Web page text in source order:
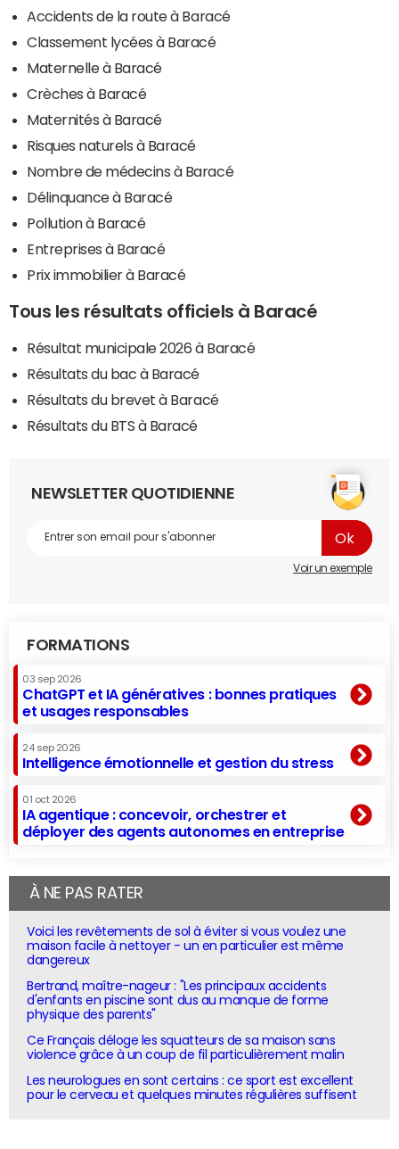
Accidents de la route à Baracé
Classement lycées à Baracé
Maternelle à Baracé
Crèches à Baracé
Maternités à Baracé
Risques naturels à Baracé
Nombre de médecins à Baracé
Délinquance à Baracé
Pollution à Baracé
Entreprises à Baracé
Prix immobilier à Baracé
Tous les résultats officiels à Baracé
Résultat municipale 2026 à Baracé
Résultats du bac à Baracé
Résultats du brevet à Baracé
Résultats du BTS à Baracé
NEWSLETTER QUOTIDIENNE
Voir un exemple
FORMATIONS
03 sep 2026
ChatGPT et IA génératives : bonnes pratiques
et usages responsables
24 sep 2026
Intelligence émotionnelle et gestion du stress
01 oct 2026
IA agentique : concevoir, orchestrer et
déployer des agents autonomes en entreprise
À NE PAS RATER
Voici les revêtements de sol à éviter si vous voulez une
maison facile à nettoyer - un en particulier est même
dangereux
Bertrand, maître-nageur : "Les principaux accidents
d'enfants en piscine sont dus au manque de forme
physique des parents"
Ce Français déloge les squatteurs de sa maison sans
violence grâce à un coup de fil particulièrement malin
Les neurologues en sont certains : ce sport est excellent
pour le cerveau et quelques minutes régulières suffisent